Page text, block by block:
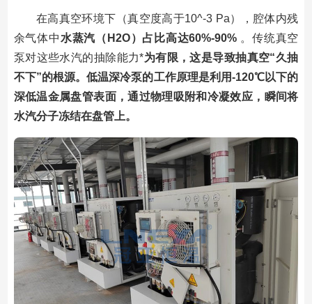
在高真空环境下（真空度高于10^-3 Pa），腔体内残
余气体中 水蒸汽（H2O）占比高达60%-90% 。传统真空
泵对这些水汽的抽除能力*为有限，这是导致抽真空“久抽
不下”的根源。低温深冷泵的工作原理是利用-120℃以下的
深低温金属盘管表面，通过物理吸附和冷凝效应，瞬间将
水汽分子冻结在盘管上。